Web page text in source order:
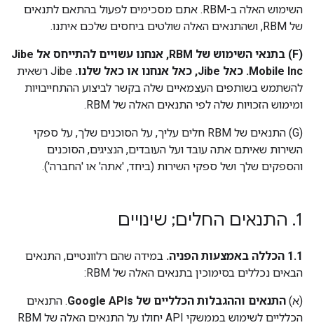
השימוש האלה ב-RBM. אתם מסכימים לפעול בהתאם לתנאים
של RBM, ושהתנאים האלה שולטים ביחסים שלכם איתנו.
‫(F) בתנאי השימוש של RBM, אנחנו עשויים להתייחס אל Jibe
Mobile Inc. כאל
Jibe, כאל אנחנו או כאל שלנו.
‫Jibe רשאית
להשתמש בשותפים העצמאיים שלה בקשר לביצוע ההתחייבויות
ומימוש הזכויות שלה לפי התנאים האלה של RBM.
‫(G) התנאים של RBM חלים עליך, על הסוכנים שלך, על ספקי
השירות שאיתם אתה עובד ועל העובדים, הנציגים, הסוכנים
והספקים שלך ושל ספקי השירות (ביחד, 'אתה' או 'החברה').
1
. התנאים החלים; שינויים
‫1.1 הכללה באמצעות הפניה.
במידה שהם רלוונטיים, התנאים
הבאים נכללים בסימוכין בתנאים האלה של RBM:
(א) התנאים וההגבלות הכלליים של Google APIs
. התנאים
הכלליים לשימוש בממשקי API יחולו על התנאים האלה של RBM